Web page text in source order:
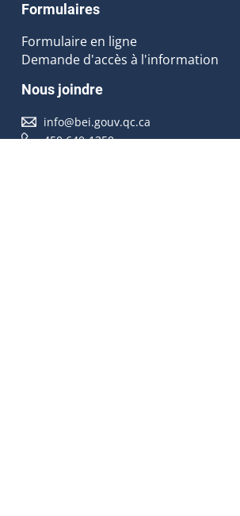
Formulaires
Formulaire en ligne
Demande d'accès à l'information
Nous joindre
info@bei.gouv.qc.ca
450 640-1350